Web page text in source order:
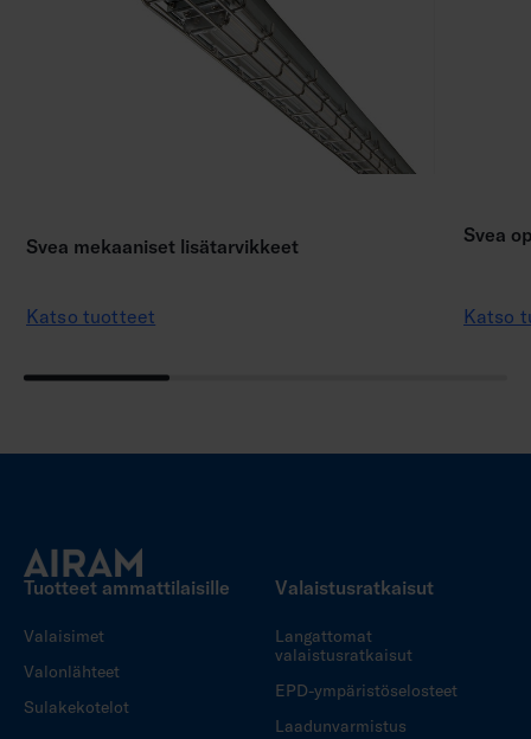
Svea mekaaniset lisätarvikkeet
Katso tuotteet
Svea
Katso
Tuotteet ammattilaisille
Valaisimet
Valonlähteet
Sulakekotelot
Valaistusratkaisut
Langattomat
valaistusratkaisut
EPD-ympäristöselosteet
Laadunvarmistus